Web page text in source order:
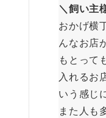
＼飼い主
おかげ横
んなお店
もとって
入れるお
いう感じ
また人も